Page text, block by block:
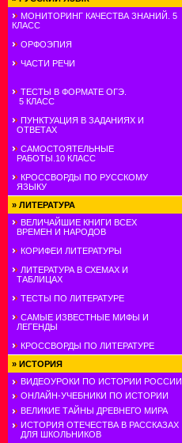
МОНИТОРИНГ КАЧЕСТВА ЗНАНИЙ. 5
КЛАСС
ОРФОЭПИЯ
ЧАСТИ РЕЧИ
ТЕСТЫ В ФОРМАТЕ ОГЭ.
5 КЛАСС
ПУНКТУАЦИЯ В ЗАДАНИЯХ И
ОТВЕТАХ
САМОСТОЯТЕЛЬНЫЕ
РАБОТЫ.10 КЛАСС
КРОССВОРДЫ ПО РУССКОМУ
ЯЗЫКУ
» ЛИТЕРАТУРА
ВЕЛИЧАЙШИЕ КНИГИ ВСЕХ
ВРЕМЕН И НАРОДОВ
КОРИФЕИ ЛИТЕРАТУРЫ
ЛИТЕРАТУРА В СХЕМАХ И
ТАБЛИЦАХ
ТЕСТЫ ПО ЛИТЕРАТУРЕ
САМЫЕ ИЗВЕСТНЫЕ МИФЫ И
ЛЕГЕНДЫ
КРОССВОРДЫ ПО ЛИТЕРАТУРЕ
» ИСТОРИЯ
ВИДЕОУРОКИ ПО ИСТОРИИ РОССИИ
ОНЛАЙН-УЧЕБНИКИ ПО ИСТОРИИ
ВЕЛИКИЕ ТАЙНЫ ДРЕВНЕГО МИРА
ИСТОРИЯ ОТЕЧЕСТВА В РАССКАЗАХ
ДЛЯ ШКОЛЬНИКОВ